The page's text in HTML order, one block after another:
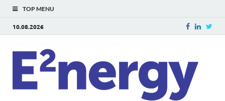
TOP MENU
10.08.2026